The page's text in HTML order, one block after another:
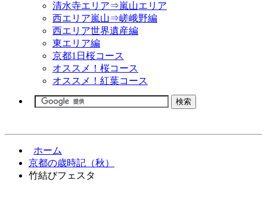
清水寺エリア⇒嵐山エリア
西エリア嵐山⇒嵯峨野編
西エリア世界遺産編
東エリア編
京都1日桜コース
オススメ！桜コース
オススメ！紅葉コース
ホーム
京都の歳時記（秋）
竹結びフェスタ